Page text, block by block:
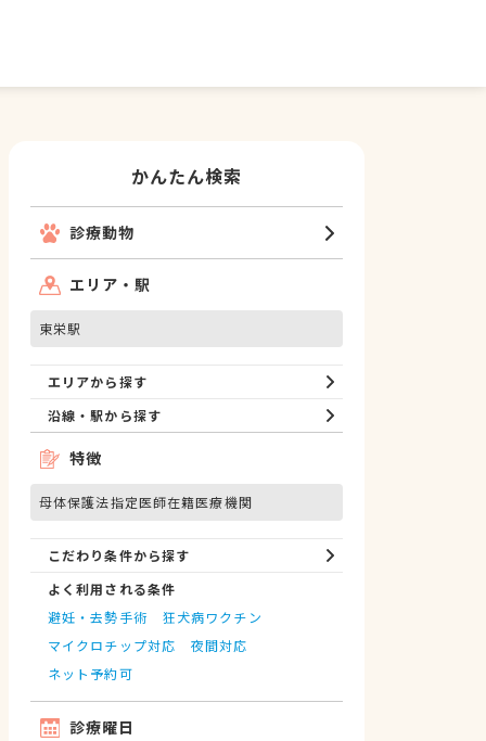
かんたん検索
診療動物
エリア・駅
東栄駅
エリアから探す
沿線・駅から探す
特徴
母体保護法指定医師在籍医療機関
こだわり条件から探す
よく利用される条件
避妊・去勢手術
狂犬病ワクチン
マイクロチップ対応
夜間対応
ネット予約可
診療曜日